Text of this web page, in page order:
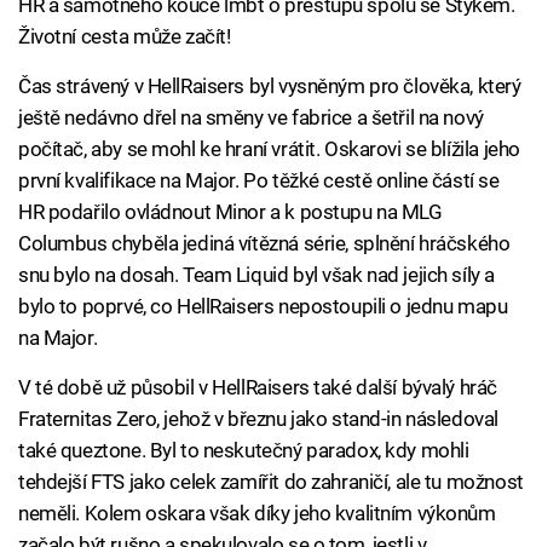
HR a samotného kouče lmbt o přestupu spolu se Stykem.
Životní cesta může začít!
Čas strávený v HellRaisers byl vysněným pro člověka, který
ještě nedávno dřel na směny ve fabrice a šetřil na nový
počítač, aby se mohl ke hraní vrátit. Oskarovi se blížila jeho
první kvalifikace na Major. Po těžké cestě online částí se
HR podařilo ovládnout Minor a k postupu na MLG
Columbus chyběla jediná vítězná série, splnění hráčského
snu bylo na dosah. Team Liquid byl však nad jejich síly a
bylo to poprvé, co HellRaisers nepostoupili o jednu mapu
na Major.
V té době už působil v HellRaisers také další bývalý hráč
Fraternitas Zero, jehož v březnu jako stand-in následoval
také queztone. Byl to neskutečný paradox, kdy mohli
tehdejší FTS jako celek zamířit do zahraničí, ale tu možnost
neměli. Kolem oskara však díky jeho kvalitním výkonům